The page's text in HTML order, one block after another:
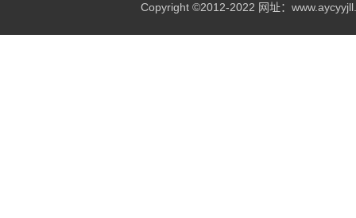
Copyright ©2012-2022 网址：